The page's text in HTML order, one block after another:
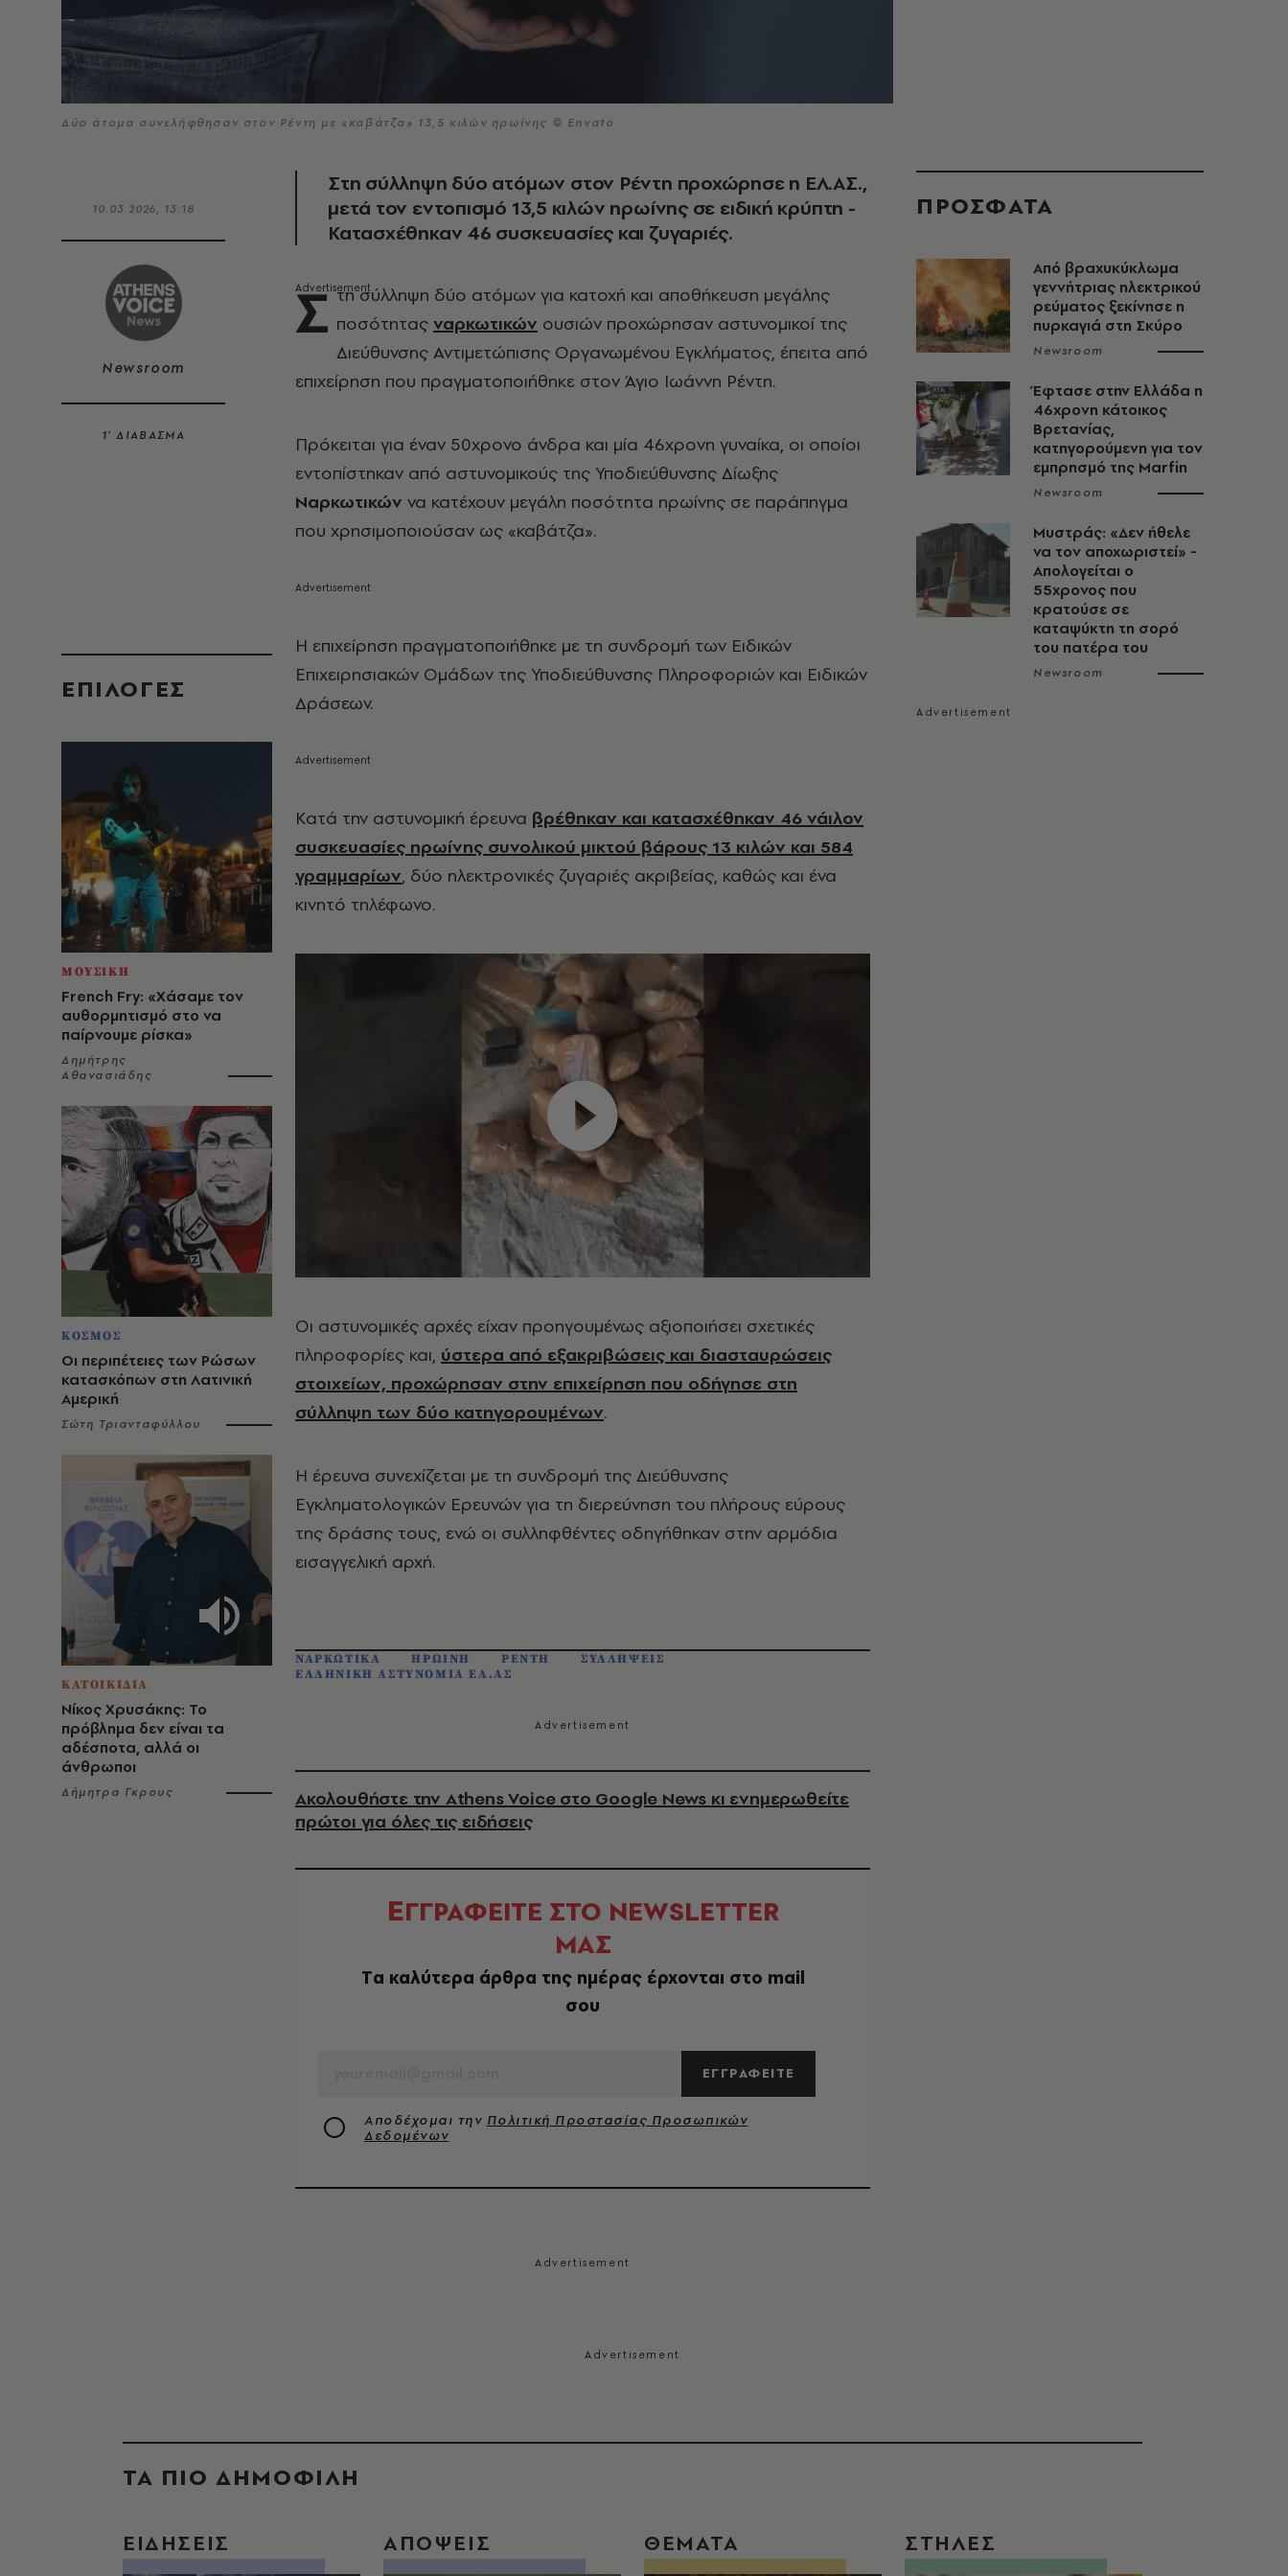
Δύο άτομα συνελήφθησαν στον Ρέντη με «καβάτζα» 13,5 κιλών ηρωίνης © Envato
10.03.2026, 13:18
Newsroom
1’ ΔΙΑΒΑΣΜΑ
EΠΙΛΟΓΈΣ
ΜΟΥΣΙΚΗ
French Fry: «Χάσαμε τον
αυθορμητισμό στο να
παίρνουμε ρίσκα»
Δημήτρης
Αθανασιάδης
ΚΟΣΜΟΣ
Οι περιπέτειες των Ρώσων
κατασκόπων στη Λατινική
Αμερική
Σώτη Τριανταφύλλου
ΚΑΤΟΙΚΙΔΙΑ
Νίκος Χρυσάκης: Το
πρόβλημα δεν είναι τα
αδέσποτα, αλλά οι
άνθρωποι
Δήμητρα Γκρους
Στη σύλληψη δύο ατόμων στον Ρέντη προχώρησε η ΕΛ.ΑΣ.,
μετά τον εντοπισμό 13,5 κιλών ηρωίνης σε ειδική κρύπτη -
Κατασχέθηκαν 46 συσκευασίες και ζυγαριές.
Σ τη σύλληψη δύο ατόμων για κατοχή και αποθήκευση μεγάλης
ποσότητας ναρκωτικών ουσιών προχώρησαν αστυνομικοί της
Διεύθυνσης Αντιμετώπισης Οργανωμένου Εγκλήματος, έπειτα από
επιχείρηση που πραγματοποιήθηκε στον Άγιο Ιωάννη Ρέντη.
Πρόκειται για έναν 50χρονο άνδρα και μία 46χρονη γυναίκα, οι οποίοι
εντοπίστηκαν από αστυνομικούς της Υποδιεύθυνσης Δίωξης
Ναρκωτικών να κατέχουν μεγάλη ποσότητα ηρωίνης σε παράπηγμα
που χρησιμοποιούσαν ως «καβάτζα».
Η επιχείρηση πραγματοποιήθηκε με τη συνδρομή των Ειδικών
Επιχειρησιακών Ομάδων της Υποδιεύθυνσης Πληροφοριών και Ειδικών
Δράσεων.
Κατά την αστυνομική έρευνα βρέθηκαν και κατασχέθηκαν 46 νάιλον
συσκευασίες ηρωίνης συνολικού μικτού βάρους 13 κιλών και 584
γραμμαρίων, δύο ηλεκτρονικές ζυγαριές ακριβείας, καθώς και ένα
κινητό τηλέφωνο.
Οι αστυνομικές αρχές είχαν προηγουμένως αξιοποιήσει σχετικές
πληροφορίες και, ύστερα από εξακριβώσεις και διασταυρώσεις
στοιχείων, προχώρησαν στην επιχείρηση που οδήγησε στη
σύλληψη των δύο κατηγορουμένων.
Η έρευνα συνεχίζεται με τη συνδρομή της Διεύθυνσης
Εγκληματολογικών Ερευνών για τη διερεύνηση του πλήρους εύρους
της δράσης τους, ενώ οι συλληφθέντες οδηγήθηκαν στην αρμόδια
εισαγγελική αρχή.
ΝΑΡΚΩΤΙΚΑ ΗΡΩΙΝΗ ΡΕΝΤΗ
ΣΥΛΛΗΨΕΙΣ
ΕΛΛΗΝΙΚΗ ΑΣΤΥΝΟΜΙΑ ΕΛ.ΑΣ
Ακολουθήστε την Athens Voice στο Google News κι ενημερωθείτε
πρώτοι για όλες τις ειδήσεις
ΕΓΓΡΑΦΕΙΤΕ ΣΤΟ NEWSLETTER
ΜΑΣ
Tα καλύτερα άρθρα της ημέρας έρχονται στο mail
σου
ΕΓΓΡΑΦΕΙΤΕ
Αποδέχομαι την Πολιτική Προστασίας Προσωπικών
Δεδομένων
ΠΡΟΣΦΑΤΑ
Από βραχυκύκλωμα
γεννήτριας ηλεκτρικού
ρεύματος ξεκίνησε η
πυρκαγιά στη Σκύρο
Newsroom
Έφτασε στην Ελλάδα η
46χρονη κάτοικος
Βρετανίας,
κατηγορούμενη για τον
εμπρησμό της Marfin
Newsroom
Μυστράς: «Δεν ήθελε
να τον αποχωριστεί» -
Απολογείται ο
55χρονος που
κρατούσε σε
καταψύκτη τη σορό
του πατέρα του
Newsroom
ΤΑ ΠΙΟ ΔΗΜΟΦΙΛΗ
ΕΙΔΗΣΕΙΣ ΑΠΟΨΕΙΣ ΘΕΜΑΤΑ ΣΤΗΛΕΣ